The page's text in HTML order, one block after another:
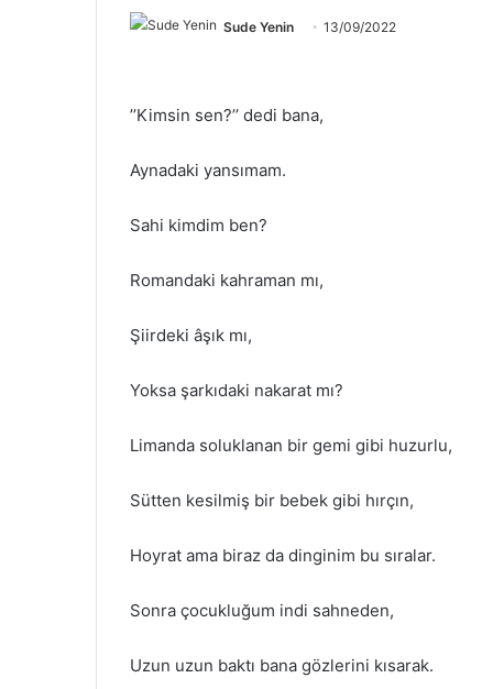
Sude Yenin 13/09/2022
’’Kimsin sen?’’ dedi bana,
Aynadaki yansımam.
Sahi kimdim ben?
Romandaki kahraman mı,
Şiirdeki âşık mı,
Yoksa şarkıdaki nakarat mı?
Limanda soluklanan bir gemi gibi huzurlu,
Sütten kesilmiş bir bebek gibi hırçın,
Hoyrat ama biraz da dinginim bu sıralar.
Sonra çocukluğum indi sahneden,
Uzun uzun baktı bana gözlerini kısarak.